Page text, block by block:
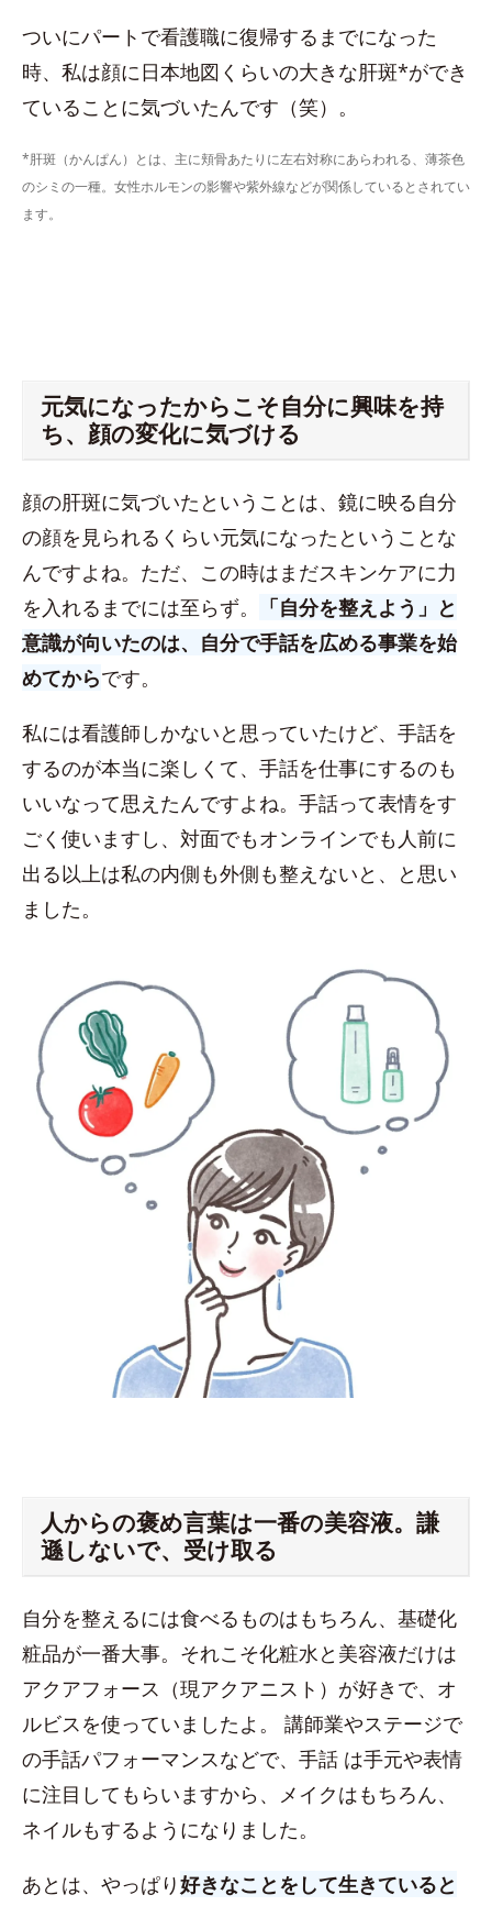
ついにパートで看護職に復帰するまでになった
時、私は顔に日本地図くらいの大きな肝斑*ができ
ていることに気づいたんです（笑）。
*肝斑（かんぱん）とは、主に頬骨あたりに左右対称にあらわれる、薄茶色
のシミの一種。女性ホルモンの影響や紫外線などが関係しているとされてい
ます。
元気になったからこそ自分に興味を持
ち、顔の変化に気づける
顔の肝斑に気づいたということは、鏡に映る自分
の顔を見られるくらい元気になったということな
んですよね。ただ、この時はまだスキンケアに力
を入れるまでには至らず。
「自分を整えよう」と
意識が向いたのは、自分で手話を広める事業を始
めてからです。
私には看護師しかないと思っていたけど、手話を
するのが本当に楽しくて、手話を仕事にするのも
いいなって思えたんですよね。手話って表情をす
ごく使いますし、対面でもオンラインでも人前に
出る以上は私の内側も外側も整えないと、と思い
ました。
人からの褒め言葉は一番の美容液。謙
遜しないで、受け取る
自分を整えるには食べるものはもちろん、基礎化
粧品が一番大事。それこそ化粧水と美容液だけは
アクアフォース（現アクアニスト）が好きで、オ
ルビスを使っていましたよ。 講師業やステージで
の手話パフォーマンスなどで、手話 は手元や表情
に注目してもらいますから、メイクはもちろん、
ネイルもするようになりました。
あとは、やっぱり好きなことをして生きていると